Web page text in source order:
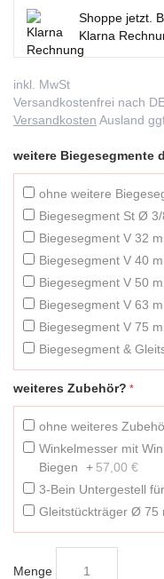
Shoppe jetzt.
Klarna
inkl. MwSt
Versandkostenfrei nach
Versandkosten Ausland
weitere Biegesegmente
ohne weitere
Biegesegment St Ø
Biegesegment V 32
Biegesegment V 40
Biegesegment V 50
Biegesegment V 63
Biegesegment V 75
Biegesegment &
weiteres Zubehör?
ohne weiteres
Winkelmesser mit
Biegen
+ 57,00 €
3-Bein Untergestell
Gleitstückträger Ø 75
Menge